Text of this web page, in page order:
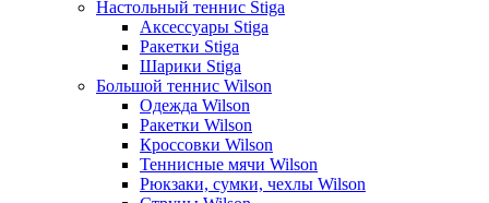
Настольный теннис Stiga
Аксессуары Stiga
Ракетки Stiga
Шарики Stiga
Большой теннис Wilson
Одежда Wilson
Ракетки Wilson
Кроссовки Wilson
Теннисные мячи Wilson
Рюкзаки, сумки, чехлы Wilson